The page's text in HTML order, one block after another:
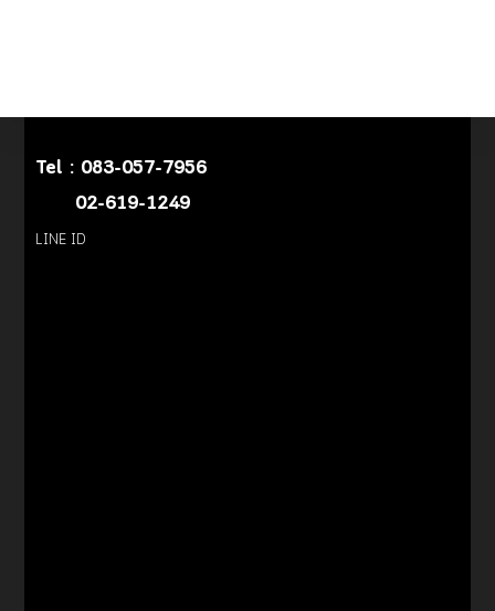
Tel : 083-057-7956
02-619-1249
LINE ID